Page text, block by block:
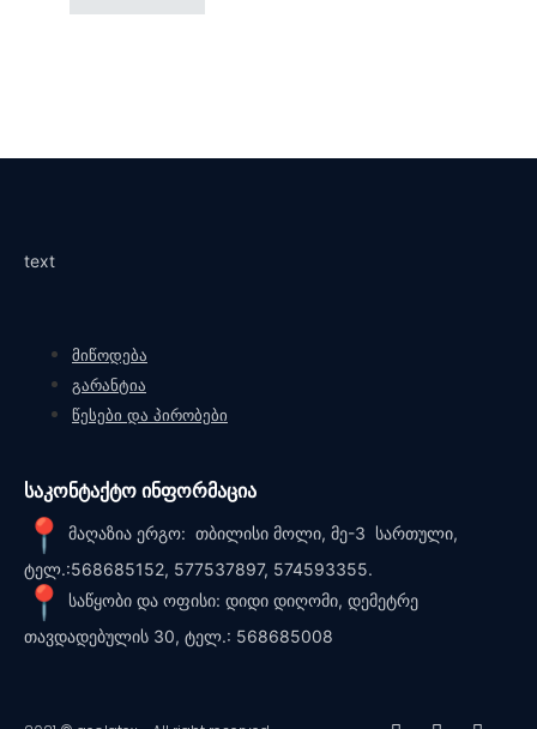
text
მიწოდება
გარანტია
წესები და პირობები
საკონტაქტო ინფორმაცია
მაღაზია ერგო: თბილისი მოლი, მე-3 სართული,
ტელ.:568685152, 577537897, 574593355.
საწყობი და ოფისი: დიდი დიღომი, დემეტრე
თავდადებულის 30, ტელ.: 568685008